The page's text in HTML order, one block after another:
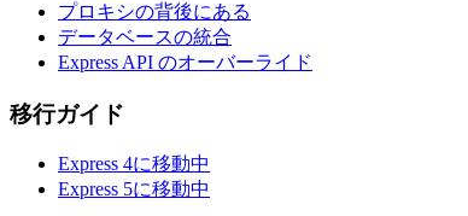
プロキシの背後にある
データベースの統合
Express API のオーバーライド
移行ガイド
Express 4に移動中
Express 5に移動中